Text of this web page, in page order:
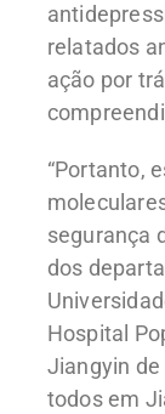
relatados
ação por
“Portanto,
segurança
dos
Hospital
Jiangyin
todos em